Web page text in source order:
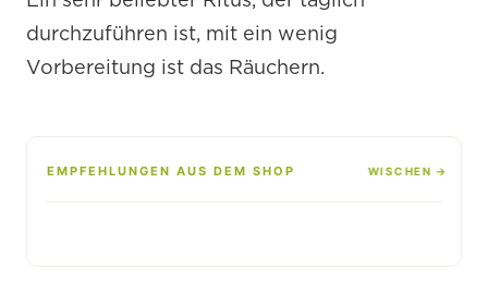
durchzuführen ist, mit ein wenig
Vorbereitung ist das Räuchern.
EMPFEHLUNGEN AUS DEM SHOP